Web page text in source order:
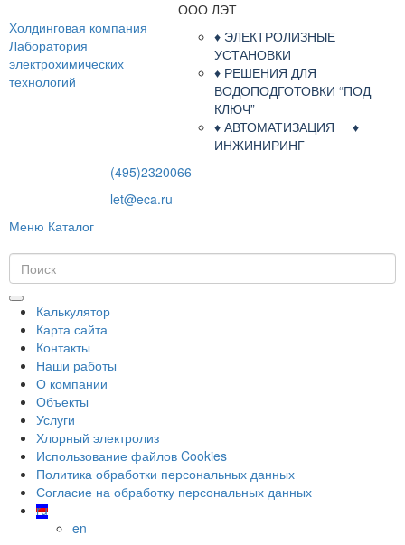
Холдинговая компания
Лаборатория
электрохимических
технологий
ООО ЛЭТ
♦ ЭЛЕКТРОЛИЗНЫЕ
УСТАНОВКИ
♦ РЕШЕНИЯ ДЛЯ
ВОДОПОДГОТОВКИ “ПОД
КЛЮЧ”
♦ АВТОМАТИЗАЦИЯ ♦
ИНЖИНИРИНГ
(495)2320066
let@eca.ru
Меню Каталог
Калькулятор
Карта сайта
Контакты
Наши работы
О компании
Объекты
Услуги
Хлорный электролиз
Использование файлов Cookies
Политика обработки персональных данных
Согласие на обработку персональных данных
ru
en